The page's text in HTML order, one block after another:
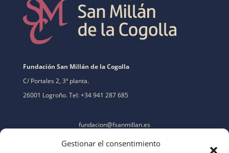
Gestionar el consentimiento
Fundación San Millán de la Cogolla
C/ Portales 2, 3ª planta.
26001 Logroño. Tel: +34 941 287 685
fundacion@fsanmillan.es